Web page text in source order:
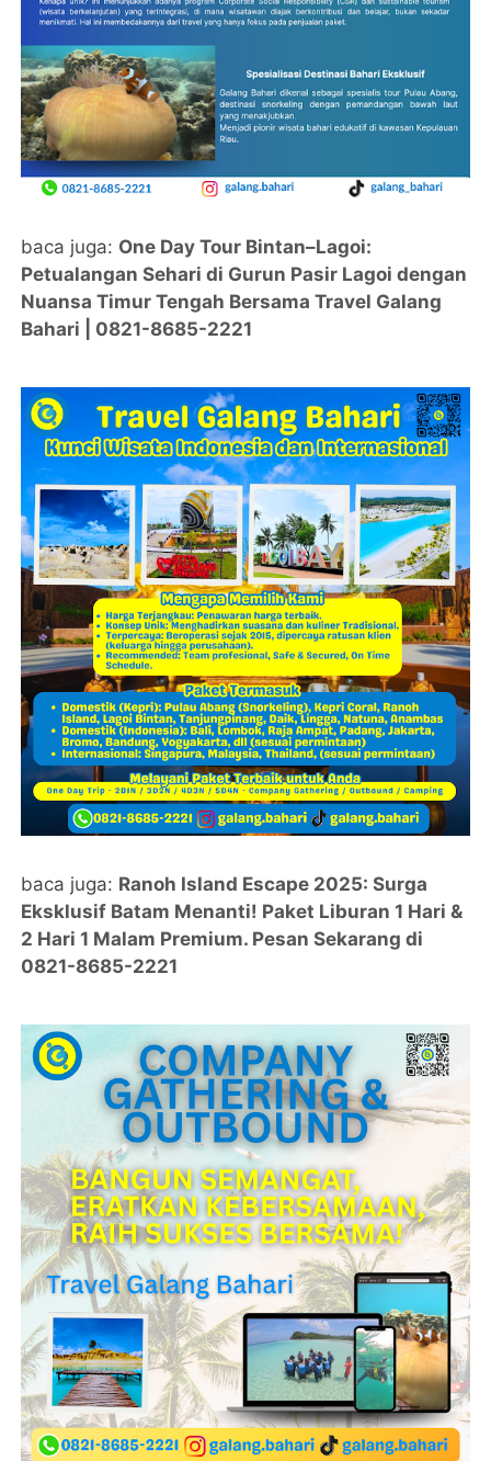
baca juga: One Day Tour Bintan–Lagoi:
Petualangan Sehari di Gurun Pasir Lagoi dengan
Nuansa Timur Tengah Bersama Travel Galang
Bahari | 0821-8685-2221
baca juga: Ranoh Island Escape 2025: Surga
Eksklusif Batam Menanti! Paket Liburan 1 Hari &
2 Hari 1 Malam Premium. Pesan Sekarang di
0821-8685-2221